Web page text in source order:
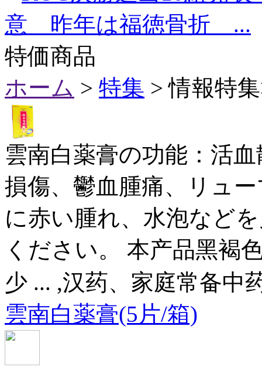
意 昨年は福徳骨折 ...
特価商品
ホーム > 特集 > 情報特
雲南白薬膏の功能：活
損傷、鬱血腫痛、リュ
に赤い腫れ、水泡など
ください。 本产品黑褐
少 ... ,汉药、家庭常备中
雲南白薬膏(5片/箱)